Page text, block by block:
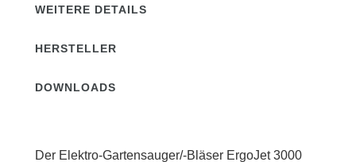
WEITERE DETAILS
HERSTELLER
DOWNLOADS
Der Elektro-Gartensauger/-Bläser ErgoJet 3000